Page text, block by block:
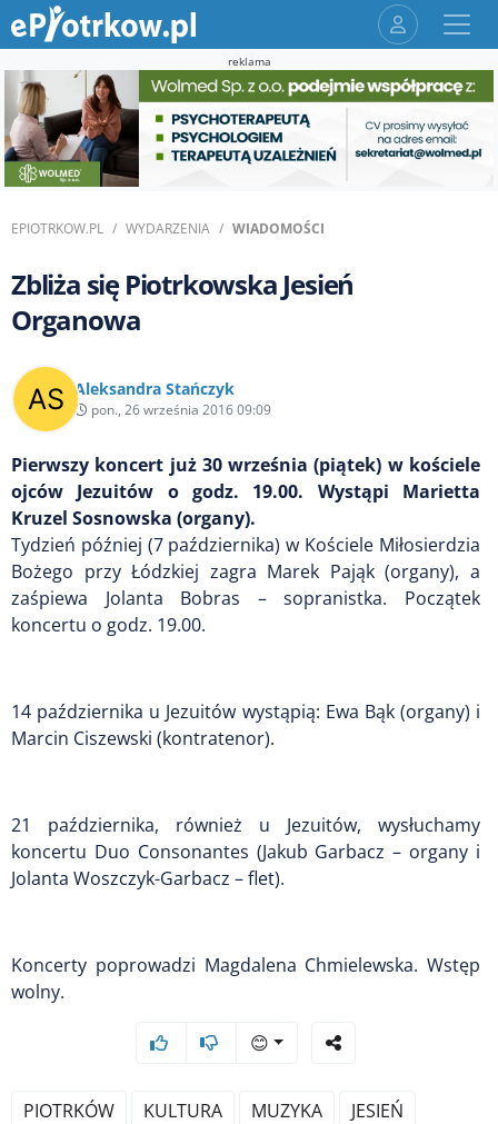
reklama
EPIOTRKOW.PL WYDARZENIA WIADOMOŚCI
Zbliża się Piotrkowska Jesień
Organowa
Aleksandra Stańczyk
pon., 26 września 2016 09:09
Pierwszy koncert już 30 września (piątek) w kościele
ojców Jezuitów o godz. 19.00. Wystąpi Marietta
Kruzel Sosnowska (organy).
Tydzień później (7 października) w Kościele Miłosierdzia
Bożego przy Łódzkiej zagra Marek Pająk (organy), a
zaśpiewa Jolanta Bobras – sopranistka. Początek
koncertu o godz. 19.00.
14 października u Jezuitów wystąpią: Ewa Bąk (organy) i
Marcin Ciszewski (kontratenor).
21 października, również u Jezuitów, wysłuchamy
koncertu Duo Consonantes (Jakub Garbacz – organy i
Jolanta Woszczyk-Garbacz – flet).
Koncerty poprowadzi Magdalena Chmielewska. Wstęp
wolny.
😊
PIOTRKÓW KULTURA MUZYKA
JESIEŃ